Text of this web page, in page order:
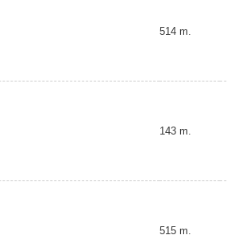
514 m.
143 m.
515 m.